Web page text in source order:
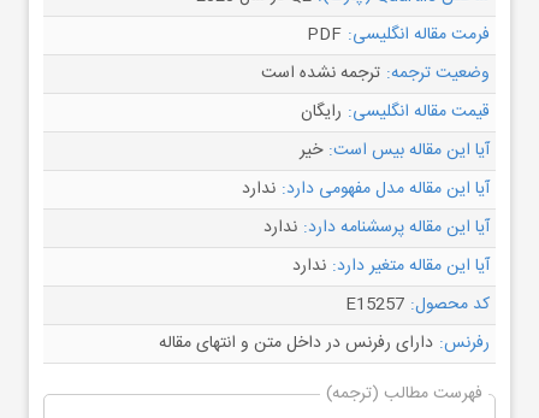
فرمت مقاله انگلیسی: PDF
وضعیت ترجمه: ترجمه نشده است
قیمت مقاله انگلیسی: رایگان
آیا این مقاله بیس است: خیر
آیا این مقاله مدل مفهومی دارد: ندارد
آیا این مقاله پرسشنامه دارد: ندارد
آیا این مقاله متغیر دارد: ندارد
کد محصول: E15257
رفرنس: دارای رفرنس در داخل متن و انتهای مقاله
فهرست مطالب (ترجمه)